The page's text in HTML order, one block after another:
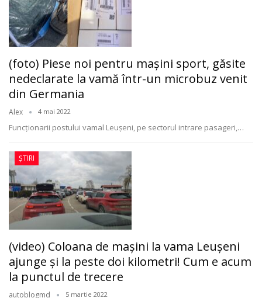
(foto) Piese noi pentru maşini sport, găsite
nedeclarate la vamă într-un microbuz venit
din Germania
Alex 4 mai 2022
Funcționarii postului vamal Leușeni, pe sectorul intrare pasageri,…
ȘTIRI
(video) Coloana de mașini la vama Leușeni
ajunge și la peste doi kilometri! Cum e acum
la punctul de trecere
autoblogmd 5 martie 2022